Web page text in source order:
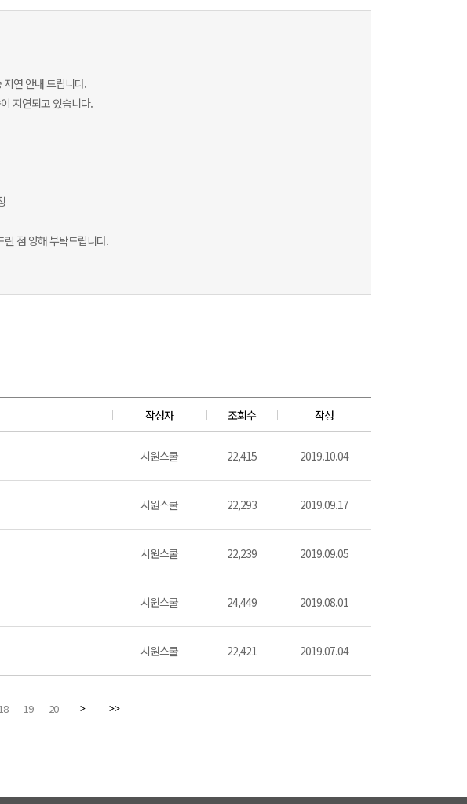
연 안내 드립니다.
지연되고 있습니다.
점 양해 부탁드립니다.
작성자 조회수 작성
시원스쿨 22,415 2019.10.04
시원스쿨 22,293 2019.09.17
시원스쿨 22,239 2019.09.05
시원스쿨 24,449 2019.08.01
시원스쿨 22,421 2019.07.04
19 20